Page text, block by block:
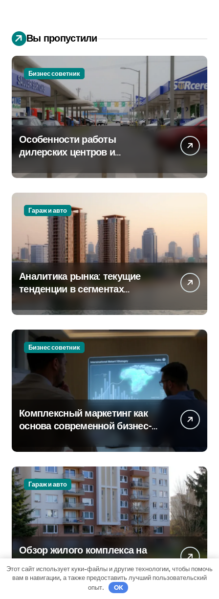
Вы пропустили
Бизнес советник
Особенности работы
дилерских центров и
крупных проспектах
Гараж и авто
Аналитика рынка: текущие
тенденции в сегментах
Бизнес советник
Комплексный маркетинг как
основа современной бизнес-
Гараж и авто
Обзор жилого комплекса на
Погодинской улице 24
Этот сайт использует куки-файлы и другие технологии, чтобы помочь
вам в навигации, а также предоставить лучший пользовательский
опыт.
OK